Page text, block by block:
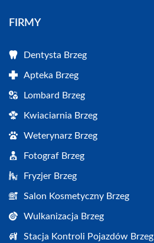
FIRMY
Dentysta Brzeg
Apteka Brzeg
Lombard Brzeg
Kwiaciarnia Brzeg
Weterynarz Brzeg
Fotograf Brzeg
Fryzjer Brzeg
Salon Kosmetyczny Brzeg
Wulkanizacja Brzeg
Stacja Kontroli Pojazdów Brzeg